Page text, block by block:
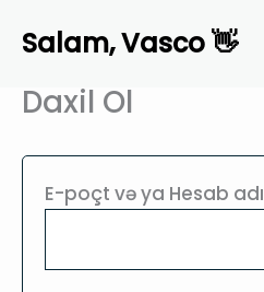
Salam, Vasco 👋
Daxil Ol
E-poçt və ya Hesab adı